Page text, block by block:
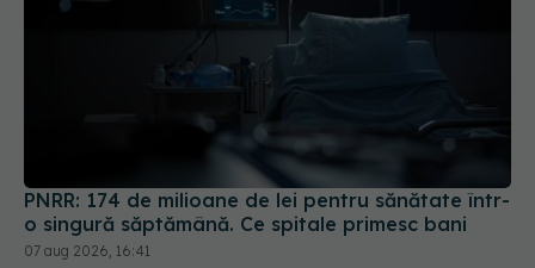
PNRR: 174 de milioane de lei pentru sănătate într-
o singură săptămână. Ce spitale primesc bani
07 aug 2026, 16:41